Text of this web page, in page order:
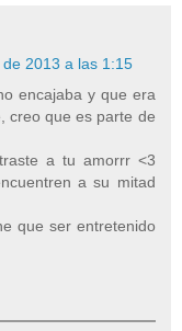
2013 a las 1:15
encajaba y que era
creo que es parte de
a tu amorrr <3
a su mitad
que ser entretenido